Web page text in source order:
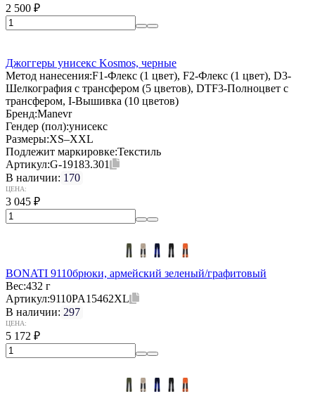
2 500 ₽
Джоггеры унисекс Kosmos, черные
Метод нанесения:F1-Флекс (1 цвет), F2-Флекс (1 цвет), D3-
Шелкография с трансфером (5 цветов), DTF3-Полноцвет с
трансфером, I-Вышивка (10 цветов)
Бренд:Manevr
Гендер (пол):унисекс
Размеры:XS–XXL
Подлежит маркировке:Текстиль
Артикул:G-19183.301
В наличии: 170
ЦЕНА:
3 045 ₽
BONATI 9110брюки, армейский зеленый/графитовый
Вес:432 г
Артикул:9110PA15462XL
В наличии: 297
ЦЕНА:
5 172 ₽